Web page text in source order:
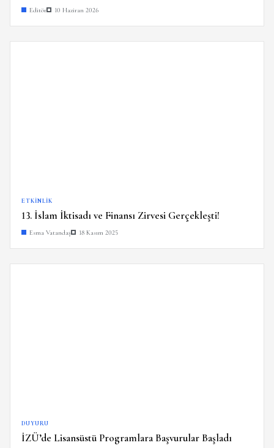
Editör 10 Haziran 2026
ETKINLIK
13. İslam İktisadı ve Finansı Zirvesi Gerçekleşti!
Esma Vatandaş 18 Kasım 2025
DUYURU
İZÜ’de Lisansüstü Programlara Başvurular Başladı